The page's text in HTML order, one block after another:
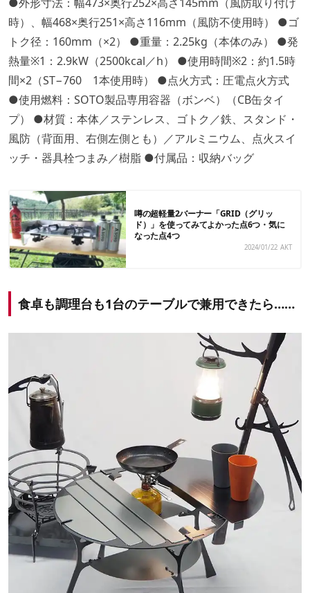
時）、幅468×奥行251×高さ116mm（風防不使用時） ●ゴ
トク径：160mm（×2） ●重量：2.25kg（本体のみ） ●発
熱量※1：2.9kW（2500kcal／h） ●使用時間※2：約1.5時
間×2（ST−760 1本使用時） ●点火方式：圧電点火方式
●使用燃料：SOTO製品専用容器（ボンベ）（CB缶タイ
プ） ●材質：本体／ステンレス、ゴトク／鉄、スタンド・
風防（背面用、右側左側とも）／アルミニウム、点火スイ
ッチ・器具栓つまみ／樹脂 ●付属品：収納バッグ
噂の超軽量2バーナー「GRID（グリッ
ド）」を使ってみてよかった点6つ・気に
なった点4つ
2024/01/22 AKT
食卓も調理台も1台のテーブルで兼用できたら……